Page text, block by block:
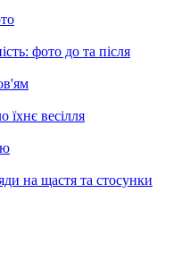
фото до та після
їхнє весілля
на щастя та стосунки